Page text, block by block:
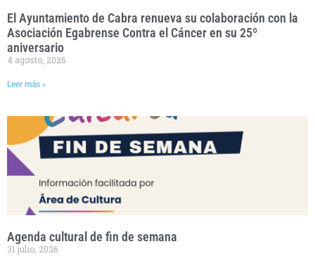
El Ayuntamiento de Cabra renueva su colaboración con la
Asociación Egabrense Contra el Cáncer en su 25º
aniversario
4 agosto, 2026
Leer más »
Agenda cultural de fin de semana
31 julio, 2026